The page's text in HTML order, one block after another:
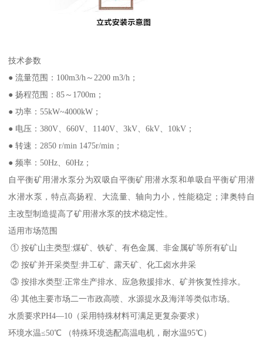
技术参数
● 流量范围：100m3/h～2200 m3/h；
● 扬程范围：85～1700m；
● 功率：55kW~4000kW；
● 电压：380V、660V、1140V、3kV、6kV、10kV；
● 转速：2850 r/min 1475r/min；
● 频率：50Hz、60Hz；
自平衡矿用潜水泵分为双吸自平衡矿用潜水泵和单吸自平衡矿用潜
水潜水泵，特点高扬程、大流量、轴向力小，性能稳定；津奥特自
主改型制造提高了矿用潜水泵的技术稳定性。
适用市场范围
① 按矿山主类型:煤矿、铁矿、有色金属、非金属矿等所有矿山
② 按矿并开采类型:井工矿、露天矿、化工卤水井采
③ 按排水类型:正常生产排水、应急救援排水、矿并恢复性排水。
④ 其他主要市场二一市政高喷、水源提水及海洋等类似市场。
水质要求PH4—10（采用特殊材料可满足更复杂要求）
环境水温≤50℃ （特殊环境选配高温电机，耐水温95℃）